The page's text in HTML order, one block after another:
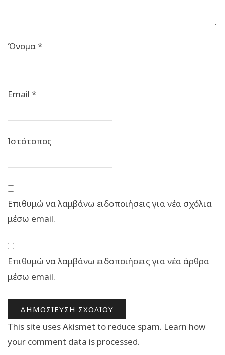
Όνομα*
Email *
Ιστότοπος
Επιθυμώ να λαμβάνω ειδοποιήσεις για νέα σχόλια
μέσω email.
Επιθυμώ να λαμβάνω ειδοποιήσεις για νέα άρθρα
μέσω email.
This site uses Akismet to reduce spam. Learn how
your comment data is processed.